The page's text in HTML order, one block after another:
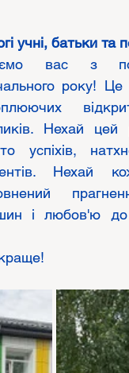
учні, батьки та
вас з
року!
Нехай цей
успіхів,
Нехай
і любов'ю